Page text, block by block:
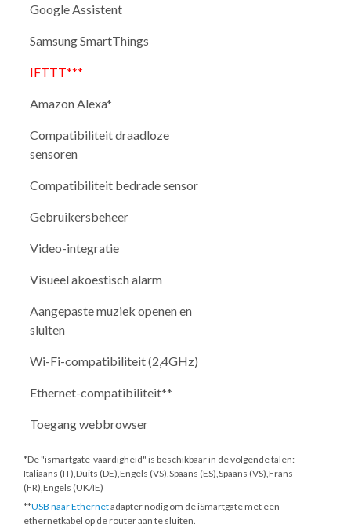
Google Assistent
Samsung SmartThings
IFTTT***
Amazon Alexa*
Compatibiliteit draadloze
sensoren
Compatibiliteit bedrade sensor
Gebruikersbeheer
Video-integratie
Visueel akoestisch alarm
Aangepaste muziek openen en
sluiten
Wi-Fi-compatibiliteit (2,4GHz)
Ethernet-compatibiliteit**
Toegang webbrowser
*De "ismartgate-vaardigheid" is beschikbaar in de volgende talen:
Italiaans (IT),Duits (DE),Engels (VS),Spaans (ES),Spaans (VS),Frans
(FR),Engels (UK/IE)
**USB naar Ethernetadapter nodig om de iSmartgate met een
ethernetkabel op de router aan te sluiten.